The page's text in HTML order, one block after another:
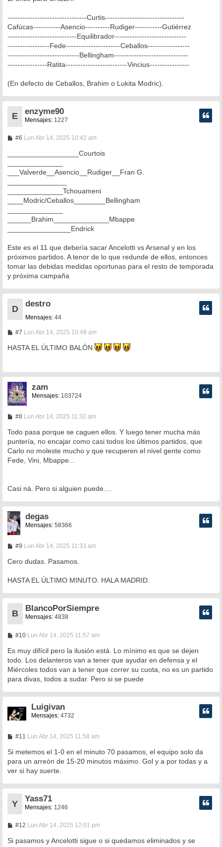
s
j
--------------------------------Curtis--------------------------------
Cafúcas-----------Asencio----------Rudiger-----------Gutiérrez
----------------------------Equilibrador-----------------------------
-----------------Fede----------------------Ceballos-----------------
-----------------------------Bellingham------------------------------
----------------Ratita-------------------------Vincius----------------
(En defecto de Ceballos, Brahim o Lukita Modric).
E
enzyme90
Mensajes: 1227
#6M
s
a
j
Lun Abr 14, 2025 10:42 am
__________________Courtois
___Valverde__Asencio__Rudiger__Fran G.
______________Tchouameni
____Modric/Ceballos________Bellingham
______Brahim______________Mbappe
________________Endrick
Este es el 11 que debería sacar Ancelotti vs Arsenal y en los
próximos partidos. A tenor de lo que redunde de ellos, entonces
tomar las debidas medidas oportunas para el resto de temporada
y próxima campaña
D
destro
Mensajes: 44
#7M
n
e
Lun Abr 14, 2025 10:48 am
HASTA EL ÚLTIMO BALÓN
zam
Mensajes:103724
#8M
n
a
j
e
Lun Abr 14, 2025 11:32 am
Todo pasa porque se caguen ellos. Y luego tener mucha más
puntería, no encajar como casi todos los últimos partidos, que
Carlo no moleste mucho y que recuperen el nivel gente como
Fede, Vini, Mbappe...
Casi ná. Pero si alguien puede....
degas
Mensajes:58366
#9M
n
j
Lun Abr 14, 2025 11:33 am
Cero dudas. Pasamos.
HASTA EL ÚLTIMO MINUTO. HALA MADRID.
B
BlancoPorSiempre
Mensajes: 4838
#10M
n
s
a
j
e
Lun Abr 14, 2025 11:57 am
Es muy difícil pero la ilusión está. Lo mínimo es que se dejen
todo. Los delanteros van a tener que ayudar en defensa y el
Miércoles todos van a tener que correr su cuota, no es un partido
para divas, todos a sudar. Pero si se puede
Luigivan
Mensajes:4732
#11 M
n
s
a
Lun Abr 14, 2025 11:58 am
Si metemos el 1-0 en el minuto 70 pasamos, el equipo solo da
para un arreòn de 15-20 minutos máximo. Gol y a por todas y a
ver si hay suerte.
Y
Yass71
Mensajes: 1246
#12M
n
Lun Abr 14, 2025 12:01 pm
Si pasamos y Ancelotti sigue o si quedamos eliminados y se